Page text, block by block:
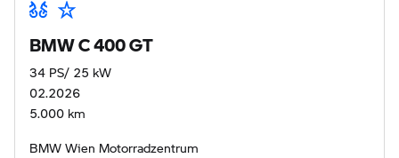
BMW C 400 GT
34 PS/ 25 kW
02.2026
5.000 km
BMW Wien Motorradzentrum